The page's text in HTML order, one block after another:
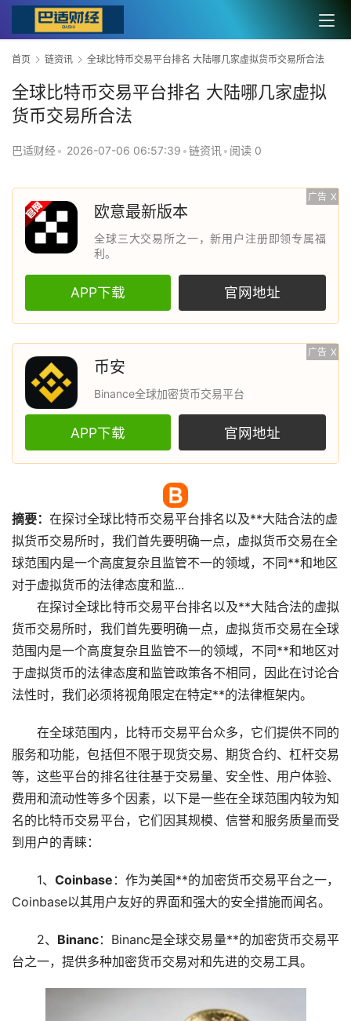
首页 链资讯 全球比特币交易平台排名 大陆哪几家虚拟货币交易所合法
全球比特币交易平台排名 大陆哪几家虚拟
货币交易所合法
巴适财经• 2026-07-06 06:57:39 •链资讯 • 阅读 0
广告 X
欧意最新版本
全球三大交易所之一，新用户注册即领专属福
利。
APP下载 官网地址
广告 X
币安
Binance全球加密货币交易平台
APP下载 官网地址
摘要： 在探讨全球比特币交易平台排名以及**大陆合法的虚
拟货币交易所时，我们首先要明确一点，虚拟货币交易在全
球范围内是一个高度复杂且监管不一的领域，不同**和地区
对于虚拟货币的法律态度和监...
在探讨全球比特币交易平台排名以及**大陆合法的虚拟
货币交易所时，我们首先要明确一点，虚拟货币交易在全球
范围内是一个高度复杂且监管不一的领域，不同**和地区对
于虚拟货币的法律态度和监管政策各不相同，因此在讨论合
法性时，我们必须将视角限定在特定**的法律框架内。
在全球范围内，比特币交易平台众多，它们提供不同的
服务和功能，包括但不限于现货交易、期货合约、 杠杆交易
等，这些平台的排名往往基于交易量、安全性、用户体验、
费用和流动性等多个因素，以下是一些在全球范围内较为知
名的比特币交易平台，它们因其规模、信誉和服务质量而受
到用户的青睐：
1、Coinbase ：作为美国**的加密货币交易平台之一，
Coinbase以其用户友好的界面和强大的安全措施而闻名。
2、 Binanc：Binanc是全球交易量**的加密货币交易平
台之一，提供多种加密货币交易对和先进的交易工具。